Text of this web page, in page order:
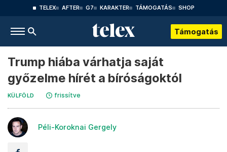
TELEX AFTER G7 KARAKTER TÁMOGATÁS SHOP
Támogatás
Trump hiába várhatja saját
győzelme hírét a bíróságoktól
KÜLFÖLD frissítve
Péli-Koroknai Gergely